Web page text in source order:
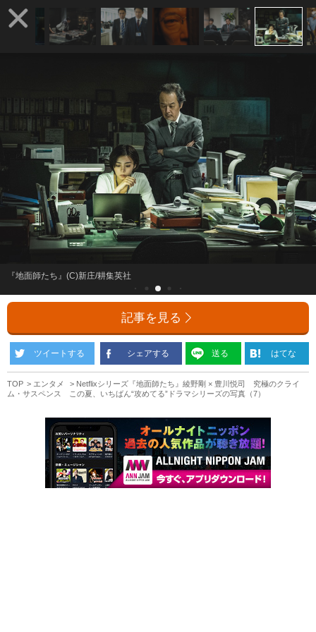
『地面師たち』(C)新庄/耕集英社
記事を見る
ツイートする シェアする 送る はてな
TOP エンタメ
Netflixシリーズ『地面師たち』綾野剛 × 豊川悦司 究極のクライ
ム・サスペンス この夏、いちばん“攻めてる”ドラマシリーズの写真（7）